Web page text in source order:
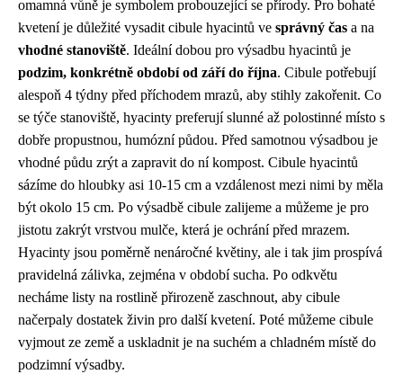
omamná vůně je symbolem probouzející se přírody. Pro bohaté
kvetení je důležité vysadit cibule hyacintů ve správný čas a na
vhodné stanoviště. Ideální dobou pro výsadbu hyacintů je
podzim, konkrétně období od září do října. Cibule potřebují
alespoň 4 týdny před příchodem mrazů, aby stihly zakořenit. Co
se týče stanoviště, hyacinty preferují slunné až polostinné místo s
dobře propustnou, humózní půdou. Před samotnou výsadbou je
vhodné půdu zrýt a zapravit do ní kompost. Cibule hyacintů
sázíme do hloubky asi 10-15 cm a vzdálenost mezi nimi by měla
být okolo 15 cm. Po výsadbě cibule zalijeme a můžeme je pro
jistotu zakrýt vrstvou mulče, která je ochrání před mrazem.
Hyacinty jsou poměrně nenáročné květiny, ale i tak jim prospívá
pravidelná zálivka, zejména v období sucha. Po odkvětu
necháme listy na rostlině přirozeně zaschnout, aby cibule
načerpaly dostatek živin pro další kvetení. Poté můžeme cibule
vyjmout ze země a uskladnit je na suchém a chladném místě do
podzimní výsadby.